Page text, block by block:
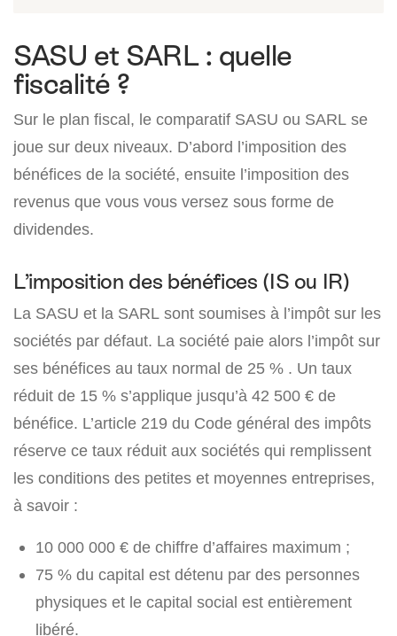
SASU et SARL : quelle
fiscalité ?
Sur le plan fiscal, le comparatif SASU ou SARL se
joue sur deux niveaux. D’abord l’imposition des
bénéfices de la société, ensuite l’imposition des
revenus que vous vous versez sous forme de
dividendes.
L’imposition des bénéfices (IS ou IR)
La SASU et la SARL sont soumises à l’impôt sur les
sociétés par défaut. La société paie alors l’impôt sur
ses bénéfices au taux normal de 25 % . Un taux
réduit de 15 % s’applique jusqu’à 42 500 € de
bénéfice. L’article 219 du Code général des impôts
réserve ce taux réduit aux sociétés qui remplissent
les conditions des petites et moyennes entreprises,
à savoir :
10 000 000 € de chiffre d’affaires maximum ;
75 % du capital est détenu par des personnes
physiques et le capital social est entièrement
libéré.